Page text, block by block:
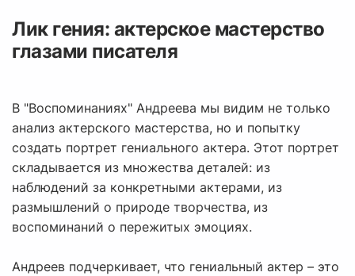
Лик гения: актерское мастерство
глазами писателя
В "Воспоминаниях" Андреева мы видим не только
анализ актерского мастерства, но и попытку
создать портрет гениального актера. Этот портрет
складывается из множества деталей: из
наблюдений за конкретными актерами, из
размышлений о природе творчества, из
воспоминаний о пережитых эмоциях.
Андреев подчеркивает, что гениальный актер – это